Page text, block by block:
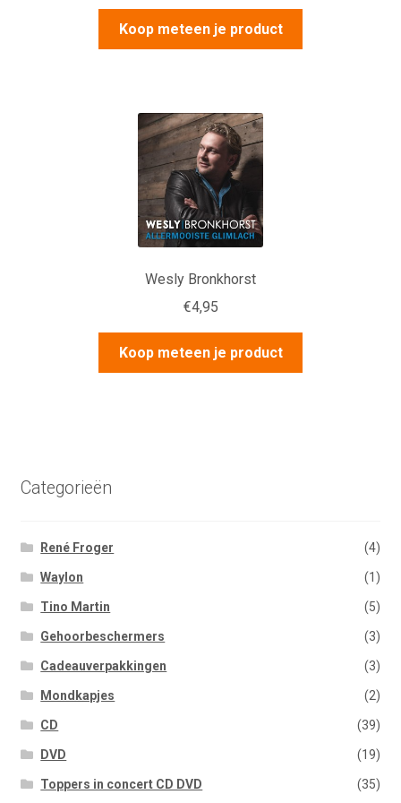
Koop meteen je product
Wesly Bronkhorst
€4,95
Koop meteen je product
Categorieën
René Froger (4)
Waylon (1)
Tino Martin (5)
Gehoorbeschermers (3)
Cadeauverpakkingen (3)
Mondkapjes (2)
CD (39)
DVD (19)
Toppers in concert CD DVD (35)